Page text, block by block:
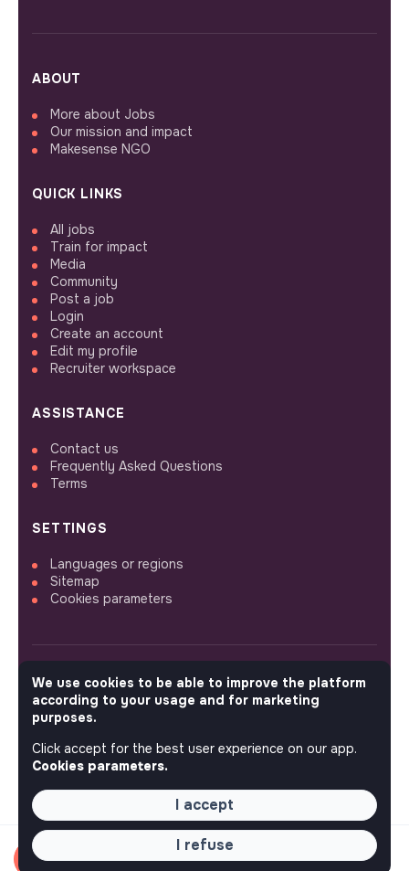
Apply
ABOUT
More about Jobs
Our mission and impact
Makesense NGO
QUICK LINKS
All jobs
Train for impact
Media
Community
Post a job
Login
Create an account
Edit my profile
Recruiter workspace
ASSISTANCE
Contact us
Frequently Asked Questions
Terms
SETTINGS
Languages or regions
Sitemap
Cookies parameters
FOLLOW US
© 2026 jobs that makesense.
We use cookies to be able to improve the platform
according to your usage and for marketing
purposes.
Click accept for the best user experience on our app.
Cookies parameters.
I accept
I refuse